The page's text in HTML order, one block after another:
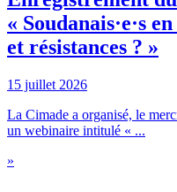
« Soudanais·e·s
et résistances ? »
15 juillet 2026
La Cimade a organisé, le
un webinaire intitulé « ...
»